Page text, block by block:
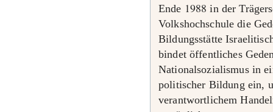
Ende 1988 in der
Volkshochschule die
Bildungsstätte
bindet öffentliches
Nationalsozialismus in
politischer Bildung ein,
verantwortlichem